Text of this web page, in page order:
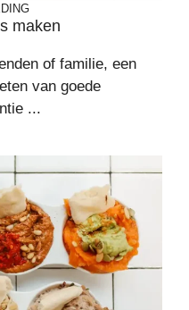
maken
of familie, een
van goede
...